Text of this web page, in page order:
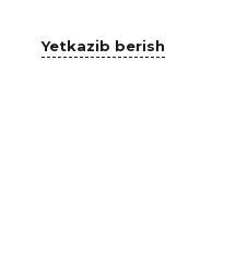
Yetkazib berish